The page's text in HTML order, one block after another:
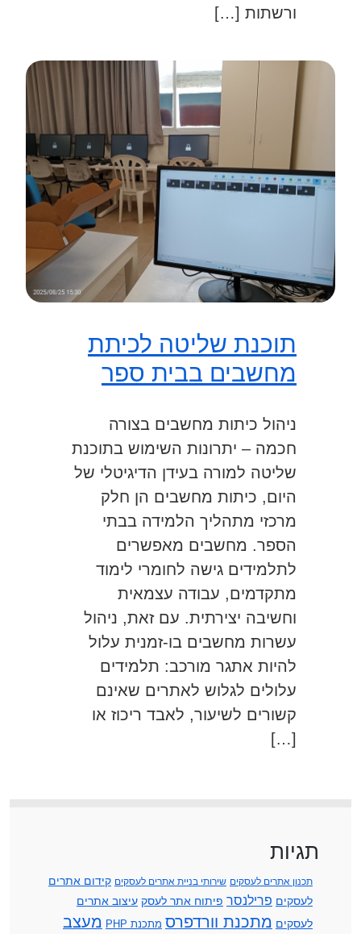
ורשתות […]
תוכנת שליטה לכיתת
מחשבים בבית ספר
ניהול כיתות מחשבים בצורה
חכמה – יתרונות השימוש בתוכנת
שליטה למורה בעידן הדיגיטלי של
היום, כיתות מחשבים הן חלק
מרכזי מתהליך הלמידה בבתי
הספר. מחשבים מאפשרים
לתלמידים גישה לחומרי לימוד
מתקדמים, עבודה עצמאית
וחשיבה יצירתית. עם זאת, ניהול
עשרות מחשבים בו-זמנית עלול
להיות אתגר מורכב: תלמידים
עלולים לגלוש לאתרים שאינם
קשורים לשיעור, לאבד ריכוז או
[…]
תגיות
תכנון אתרים לעסקים שירותי בניית אתרים לעסקים קידום אתרים
לעסקים פרילנסר פיתוח אתר לעסק עיצוב אתרים
לעסקים מתכנת וורדפרס מתכנת PHP
מעצב